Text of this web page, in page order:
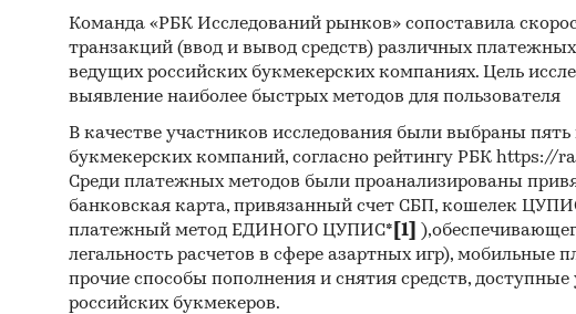
официальной
домохозяйств
Эта
вам нужно:
Оценить
Команда «РБК Исследований рынков» сопоставила
транзакций (ввод и вывод средств) различных
ведущих российских букмекерских компаниях. Цель
выявление наиболее быстрых методов для пользователя
В качестве участников исследования были выбраны
букмекерских компаний, согласно рейтингу РБК https://
Среди платежных методов были проанализированы
банковская карта, привязанный счет СБП, кошелек
платежный метод ЕДИНОГО ЦУПИС* [1]
легальность расчетов в сфере азартных игр), мобильные
прочие способы пополнения и снятия средств, доступные
российских букмекеров.